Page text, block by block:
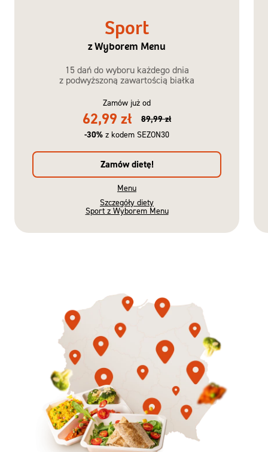
Sport
z Wyborem Menu
15 dań do wyboru każdego dnia
z podwyższoną zawartością białka
Zamów już od
62,99 zł
89,99 zł
-30% z kodem SEZON30
Zamów dietę!
Menu
Szczegóły diety
Sport z Wyborem Menu